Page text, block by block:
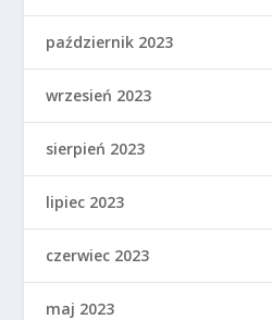
październik 2023
wrzesień 2023
sierpień 2023
lipiec 2023
czerwiec 2023
maj 2023